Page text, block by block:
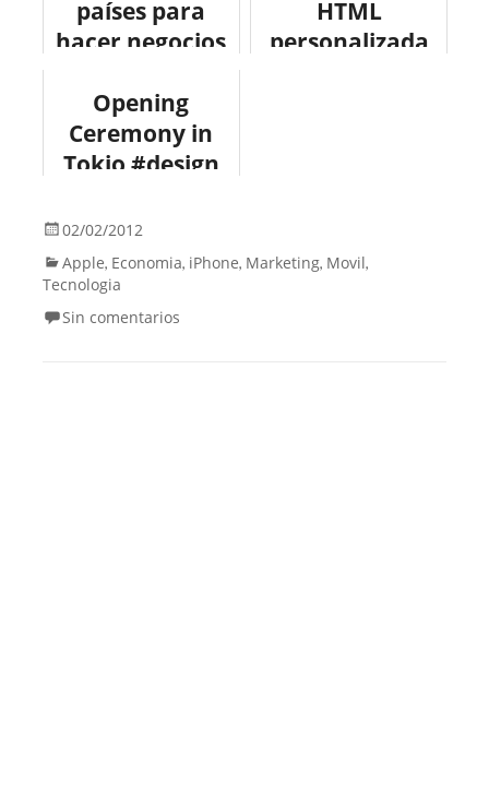
países para
hacer negocios
#infografia
#infographic
#economia
HTML
personalizada
Opening
Ceremony in
Tokio #design
02/02/2012
Apple, Economia, iPhone, Marketing, Movil,
Tecnologia
Sin comentarios